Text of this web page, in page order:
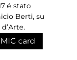
é stato
Berti, su
card